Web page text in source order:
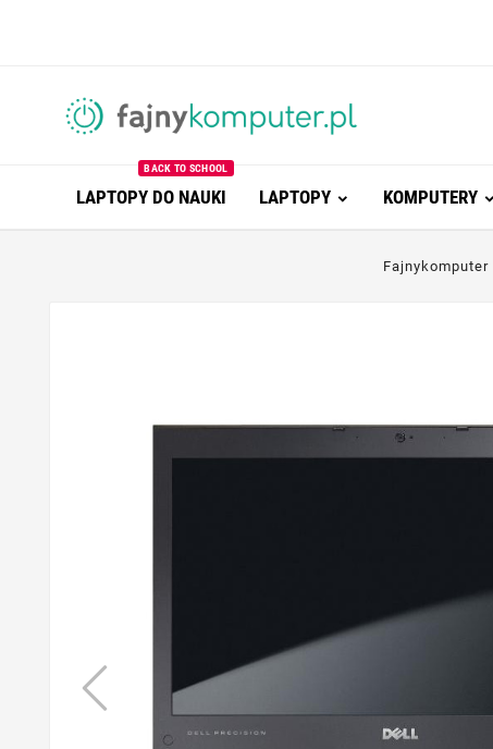
LAPTOPY DO NAUKI
BACK TO SCHOOL
LAPTOPY KOMPUTERY
Fajnykomputer